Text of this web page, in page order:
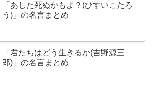
「あした死ぬかもよ？(ひすいこたろ
う)」の名言まとめ
「君たちはどう生きるか(吉野源三
郎)」の名言まとめ